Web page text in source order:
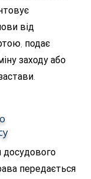
від
подає
заходу або
досудового
передається